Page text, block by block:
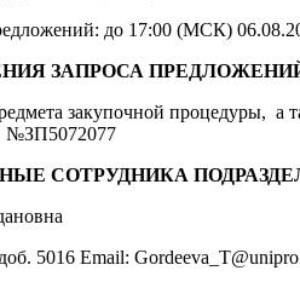
до 17:00 (МСК)
ЗАПРОСА
закупочной процедуры, а
№ЗП5072077
СОТРУДНИКА
5016 Email: